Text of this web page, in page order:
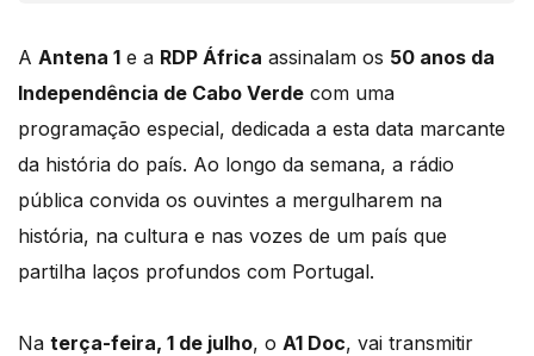
A Antena 1 e a RDP África assinalam os 50 anos da
Independência de Cabo Verde com uma
programação especial, dedicada a esta data marcante
da história do país. Ao longo da semana, a rádio
pública convida os ouvintes a mergulharem na
história, na cultura e nas vozes de um país que
partilha laços profundos com Portugal.
Na terça-feira, 1 de julho, o A1 Doc, vai transmitir